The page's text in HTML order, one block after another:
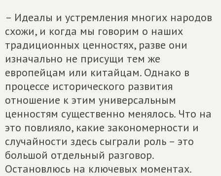
– Идеалы и устремления многих народов
схожи, и когда мы говорим о наших
традиционных ценностях, разве они
изначально не присущи тем же
европейцам или китайцам. Однако в
процессе исторического развития
отношение к этим универсальным
ценностям существенно менялось. Что на
это повлияло, какие закономерности и
случайности здесь сыграли роль – это
большой отдельный разговор.
Остановлюсь на ключевых моментах.